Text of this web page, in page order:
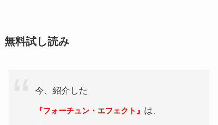
無料試し読み
今、紹介した
『フォーチュン・エフェクト』 は、